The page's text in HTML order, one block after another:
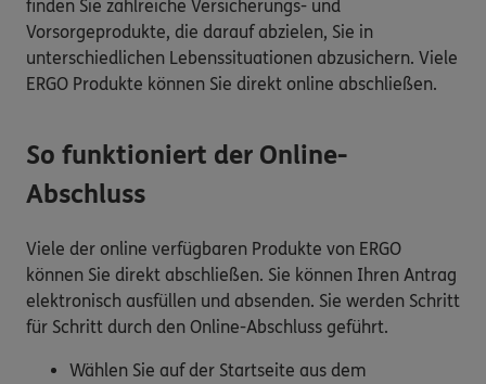
finden Sie zahlreiche Versicherungs- und
Vorsorgeprodukte, die darauf abzielen, Sie in
unterschiedlichen Lebenssituationen abzusichern. Viele
ERGO Produkte können Sie direkt online abschließen.
So funktioniert der Online-
Abschluss
Viele der online verfügbaren Produkte von ERGO
können Sie direkt abschließen. Sie können Ihren Antrag
elektronisch ausfüllen und absenden. Sie werden Schritt
für Schritt durch den Online-Abschluss geführt.
Wählen Sie auf der Startseite aus dem